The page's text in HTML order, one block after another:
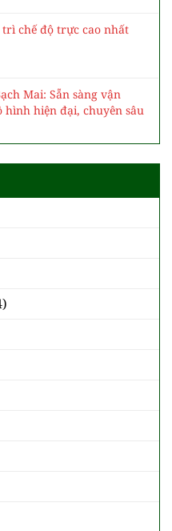
chế độ trực cao nhất
Mai: Sẵn sàng vận
hiện đại, chuyên sâu